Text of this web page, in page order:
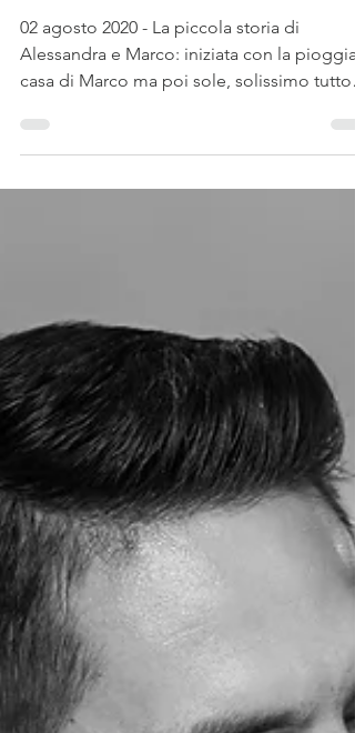
Alessandra ♥ Marco
02 agosto 2020 - La piccola storia di
Alessandra e Marco: iniziata con la pioggia
casa di Marco ma poi sole, solissimo tutto